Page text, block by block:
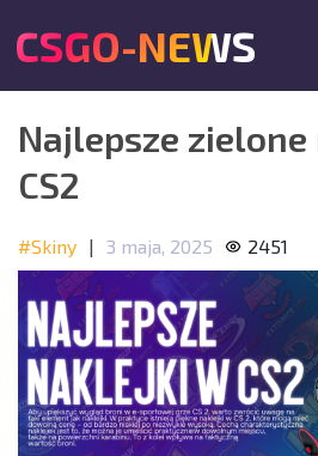
CSGO-NEWS
Najlepsze
CS2
#Skiny | 3 maja, 2025 2451